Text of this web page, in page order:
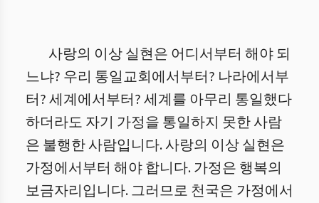
사랑의 이상 실현은 어디서부터 해야 되
느냐? 우리 통일교회에서부터? 나라에서부
터? 세계에서부터? 세계를 아무리 통일했다
하더라도 자기 가정을 통일하지 못한 사람
은 불행한 사람입니다. 사랑의 이상 실현은
가정에서부터 해야 합니다. 가정은 행복의
보금자리입니다. 그러므로 천국은 가정에서